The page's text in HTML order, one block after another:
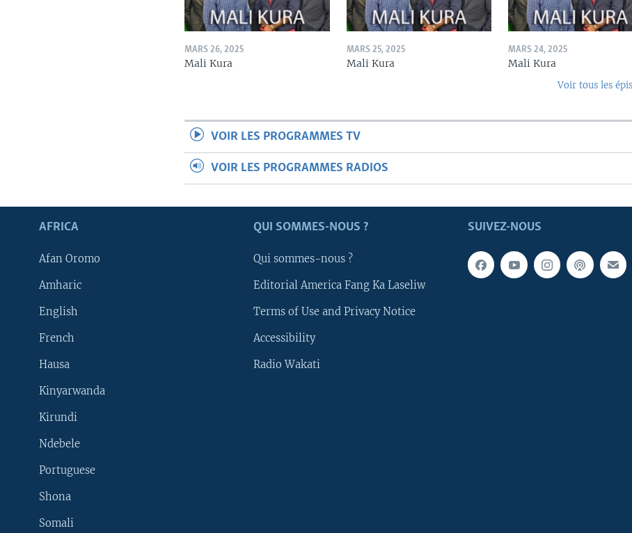
MARS 26, 2025
Mali Kura
MARS 25, 2025
Mali Kura
MARS 24, 2025
Mali Kura
Voir tous les
VOIR LES PROGRAMMES TV
VOIR LES PROGRAMMES RADIOS
SUIVEZ-NOUS
AFRICA
Afan Oromo
Amharic
English
French
Hausa
Kinyarwanda
Kirundi
Ndebele
Portuguese
Shona
Somali
QUI SOMMES-NOUS ?
Qui sommes-nous ?
Editorial America Fang Ka Laseliw
Terms of Use and Privacy Notice
Accessibility
Radio Wakati